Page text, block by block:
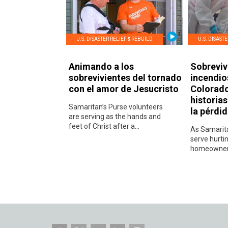
U.S. DISASTER RELIEF & REBUILD
Animando a los
sobrevivientes del tornado
con el amor de Jesucristo
Samaritan’s Purse volunteers
are serving as the hands and
feet of Christ after a...
U.S.
la
As
serve